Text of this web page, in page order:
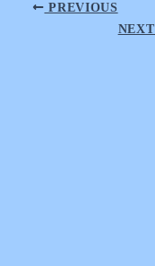
PREVIOUS
NEXT